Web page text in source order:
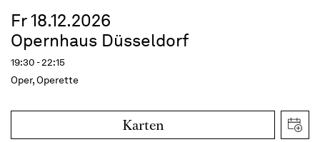
Fr 18.12.2026
Opernhaus Düsseldorf
19:30 - 22:15
Oper, Operette
Karten